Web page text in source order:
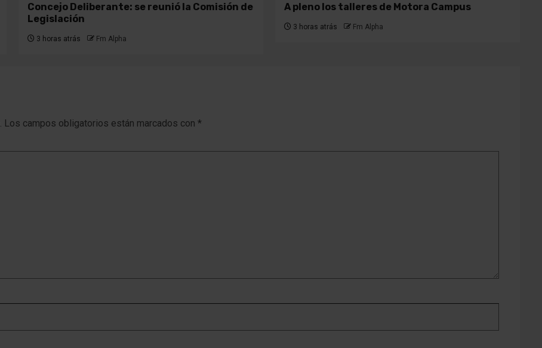
Concejo Deliberante: se reunió la Comisión de
Legislación
3 horas atrás Fm Alpha
A pleno los talleres de Motora Campus
3 horas atrás Fm Alpha
Los campos obligatorios están marcados con *